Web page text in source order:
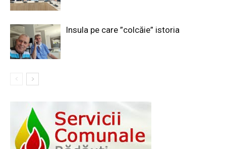
Insula pe care ”colcăie” istoria